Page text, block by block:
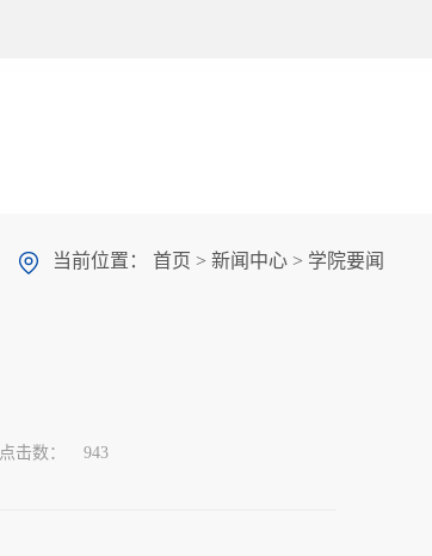
当前位置： 首页 > 新闻中心> 学院要闻
点击数： 943